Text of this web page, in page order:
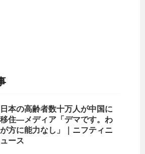
日本の高齢者数十万人が中国に
移住―メディア「デマです。わ
が方に能力なし」｜ニフティニ
ュース